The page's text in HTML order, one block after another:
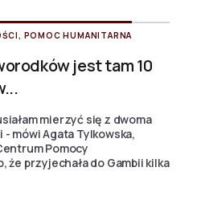
, POMOC HUMANITARNA
jest tam 10
mierzyć się z dwoma
mówi Agata Tylkowska,
Pomocy
że przyjechała do Gambii kilka